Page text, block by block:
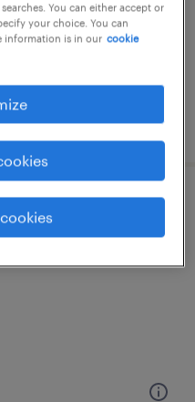
木県
部品加工
You can either accept or
your choice. You can
information is in our cookie